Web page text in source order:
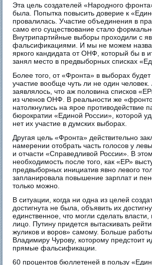
Эта цель создателей «Народного
была. Попытка повысить доверие к
провалилась. Участие объединения в
само его существование стало
Внутрипартийные выборы проходили с
фальсификациями. И мы не можем
яркого кандидата от ОНФ, который бы в
занял место в предвыборных списках
Более того, от «Фронта» в выборах
участие вообще чуть ли не один
заявлялось, что аж половина списков
из членов ОНФ. В реальности же
натолкнулись на ярое противодействие
бюрократии «Единой России», которой
нет их участие в думских выборах.
Другая цель «Фронта» действительно
намерении отобрать часть голосов у
и отчасти «Справедливой России». В
необходимость после того, как «ЕР»
предвыборных инициатив явно левого
запланировала повышение зарплат и
только можно.
В ситуации, когда ни одна из целей
достигнута не была, объявить их
единственное, что могли сделать власти,
лицо. Путину придется вытаскивать
жуликов и воров» самому. Больше работы
Владимиру Чурову, которому предстоит
прямые фальсификации.
60 процентов бюллетеней в пользу